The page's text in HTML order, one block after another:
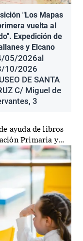
"Los Mapas
vuelta al
Expedición de
y Elcano
05/2026al
10/2026
DE SANTA
C/ Miguel de
3
ayuda de libros
Primaria y...